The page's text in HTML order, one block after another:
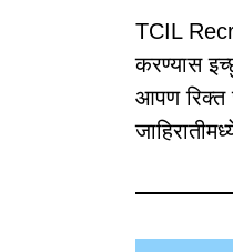
TCIL
करण्यास
आपण रिक्त